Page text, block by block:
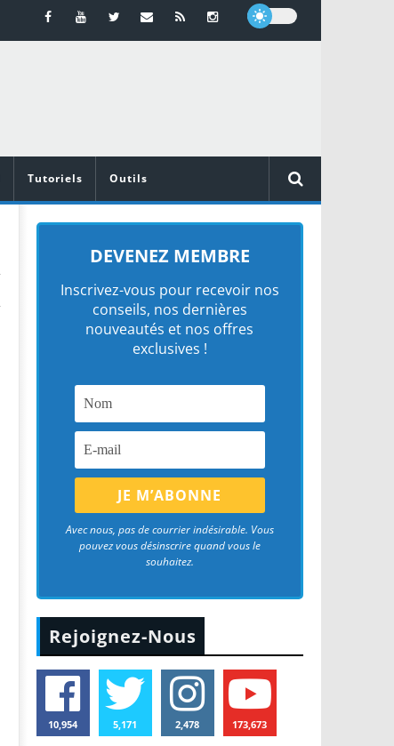
Tutoriels Outils
DEVENEZ MEMBRE
Inscrivez-vous pour recevoir nos
conseils, nos dernières
nouveautés et nos offres
exclusives !
Avec nous, pas de courrier indésirable. Vous
pouvez vous désinscrire quand vous le
souhaitez.
Rejoignez-Nous
10,954 5,171 2,478 173,673